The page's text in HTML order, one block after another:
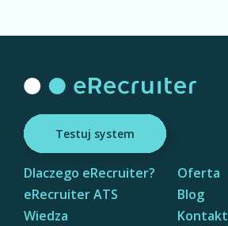
Testuj system
Dlaczego eRecruiter?
eRecruiter ATS
Wiedza
Oferta
Blog
Kontakt